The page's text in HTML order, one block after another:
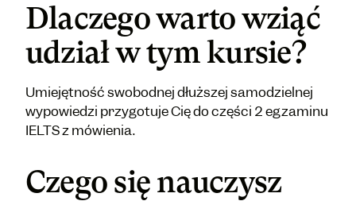
Dlaczego warto wziąć
udział w tym kursie?
Umiejętność swobodnej dłuższej samodzielnej
wypowiedzi przygotuje Cię do części 2 egzaminu
IELTS z mówienia.
Czego się nauczysz